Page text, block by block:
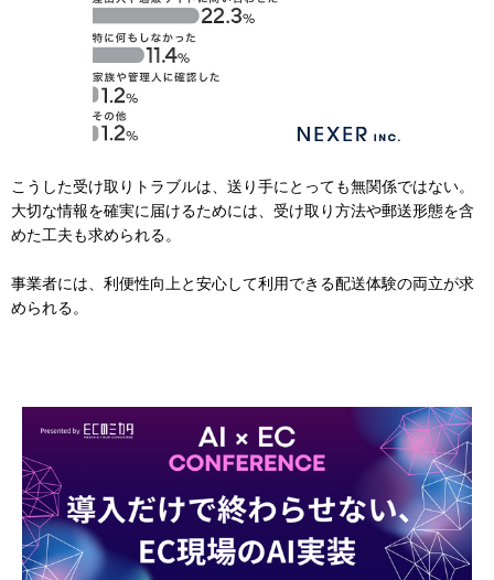
こうした受け取りトラブルは、送り手にとっても無関係ではない。
大切な情報を確実に届けるためには、受け取り方法や郵送形態を含
めた工夫も求められる。
事業者には、利便性向上と安心して利用できる配送体験の両立が求
められる。